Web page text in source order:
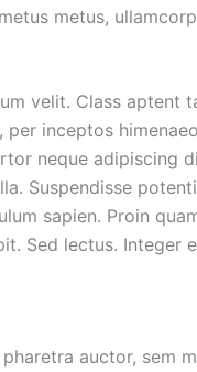
metus,
velit. Class aptent
inceptos
neque adipiscing
Suspendisse
sapien. Proin
Sed lectus. Integer
auctor, sem